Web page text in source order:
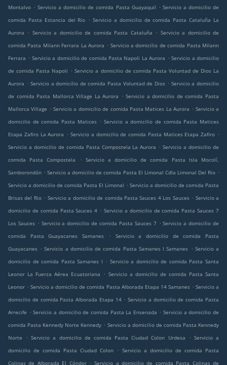
Montalvo . Servicio a domicilio de comida Pasta Guayaquil . Servicio a domicilio de
comida Pasta Estancia del Rio . Servicio a domicilio de comida Pasta Cataluña La
Aurora
. Servicio a domicilio de comida Pasta Cataluña . Servicio a domicilio de
comida Pasta Milann Ferrara La Aurora . Servicio a domicilio de comida Pasta Milann
Ferrara . Servicio a domicilio de comida Pasta Napoli La Aurora . Servicio a domicilio
de comida Pasta Napoli . Servicio a domicilio de comida Pasta Voluntad de Dios La
Aurora . Servicio a domicilio de comida Pasta Voluntad de Dios . Servicio a domicilio
de comida Pasta Mallorca Village La Aurora
. Servicio a domicilio de comida Pasta
Mallorca Village . Servicio a domicilio de comida Pasta Matices La Aurora . Servicio a
domicilio de comida Pasta Matices . Servicio a domicilio de comida Pasta Matices
Etapa Zafiro La Aurora . Servicio a domicilio de comida Pasta Matices Etapa Zafiro .
Servicio a domicilio de comida Pasta Compostela La Aurora . Servicio a domicilio de
comida Pasta Compostela
. Servicio a domicilio de comida Pasta Isla Mocolí,
Samborondón . Servicio a domicilio de comida Pasta El Limonal Cdla Limonal Del Rio .
Servicio a domicilio de comida Pasta El Limonal . Servicio a domicilio de comida Pasta
Brisas del Rio . Servicio a domicilio de comida Pasta Sauces 4 Los Sauces . Servicio a
domicilio de comida Pasta Sauces 4 . Servicio a domicilio de comida Pasta Sauces 7
Los Sauces . Servicio a domicilio de comida Pasta Sauces 7 . Servicio a domicilio de
comida Pasta Guayacanes Samanes
.
Servicio a domicilio de comida Pasta
Guayacanes . Servicio a domicilio de comida Pasta Samanes I Samanes . Servicio a
domicilio de comida Pasta Samanes I . Servicio a domicilio de comida Pasta Santa
Leonor La Fuerza Aérea Ecuatoriana
. Servicio a domicilio de comida Pasta Santa
Leonor . Servicio a domicilio de comida Pasta Alborada Etapa 14 Samanes . Servicio a
domicilio de comida Pasta Alborada Etapa 14 . Servicio a domicilio de comida Pasta
Arrecife . Servicio a domicilio de comida Pasta La Ensenada . Servicio a domicilio de
comida Pasta Kennedy Norte Kennedy . Servicio a domicilio de comida Pasta Kennedy
Norte
. Servicio a domicilio de comida Pasta Ciudad Colon Urdesa . Servicio a
domicilio de comida Pasta Ciudad Colon
. Servicio a domicilio de comida Pasta
Colinas de Alborada El Cóndor
. Servicio a domicilio de comida Pasta Colinas de